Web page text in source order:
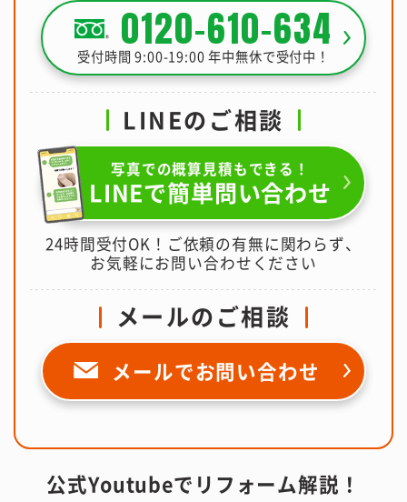
0120-610-634
受付時間 9:00-19:00 年中無休で受付中！
LINEのご相談
写真での概算見積もできる！
LINEで簡単問い合わせ
24時間受付OK！ご依頼の有無に関わらず、
お気軽にお問い合わせください
メールのご相談
メールでお問い合わせ
公式Youtubeでリフォーム解説！